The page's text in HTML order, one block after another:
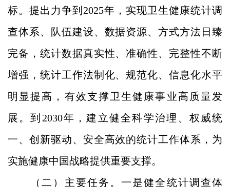
标。提出力争到2025年，实现卫生健康统计调
查体系、队伍建设、数据资源、方式方法日臻
完备，统计数据真实性、准确性、完整性不断
增强，统计工作法制化、规范化、信息化水平
明显提高，有效支撑卫生健康事业高质量发
展。到2030年，建立健全科学治理、权威统
一、创新驱动、安全高效的统计工作体系，为
实施健康中国战略提供重要支撑。
（二）主要任务。一是健全统计调查体